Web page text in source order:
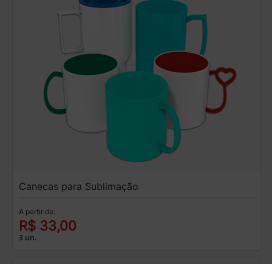
Canecas para Sublimação
A partir de:
R$ 33,00
3 un.